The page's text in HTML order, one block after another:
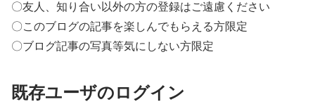
〇友人、知り合い以外の方の登録はご遠慮ください
〇このブログの記事を楽しんでもらえる方限定
〇ブログ記事の写真等気にしない方限定
既存ユーザのログイン